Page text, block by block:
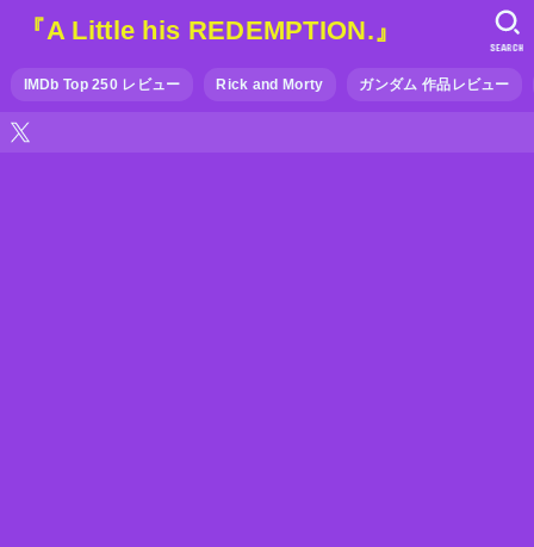
『A Little his REDEMPTION.』
IMDb Top 250 レビュー Rick and Morty ガンダム 作品レビュー
SEARCH